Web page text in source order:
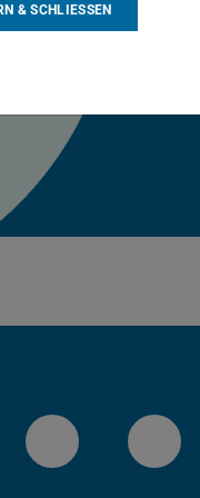
etitvon etit
Channel
LinkedIn-
& SCHLIESSEN